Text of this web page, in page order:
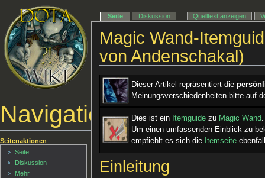
Magic Wand-
von Andenschakal)
Dieser Artikel repräsentiert die
Meinungsverschiedenheiten bitte auf
Dies ist ein ­ Itemguide zu Magic Wand.
Um einen umfassenden Einblick zu
empfiehlt es sich die Itemseite
Einleitung
Navigationsmenü
Seite Diskussion Quelltext anzeigen
Seitenaktionen
Seite
Diskussion
Mehr